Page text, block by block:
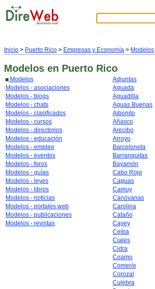
Inicio > Puerto Rico > Empresas y Economía > Modelos
Modelos en Puerto Rico
Modelos
Modelos - asociaciones
Modelos - blogs
Modelos - chats
Modelos - clasificados
Modelos - cursos
Modelos - directorios
Modelos - educación
Modelos - empleo
Modelos - eventos
Modelos - foros
Modelos - guías
Modelos - leyes
Modelos - libros
Modelos - noticias
Modelos - portales web
Modelos - publicaciones
Modelos - revistas
Adjuntas
Aguada
Aguadilla
Aguas Buenas
Aibonito
Añasco
Arecibo
Arroyo
Barceloneta
Barranquitas
Bayamón
Cabo Rojo
Caguas
Camuy
Canóvanas
Carolina
Cataño
Cayey
Ceiba
Ciales
Cidra
Coamo
Comerío
Corozal
Culebra